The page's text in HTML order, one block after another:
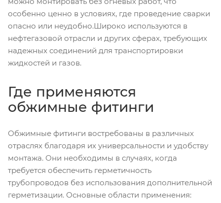
особенно ценно в условиях, где проведение сварки
опасно или неудобно.Широко используются в
нефтегазовой отрасли и других сферах, требующих
надежных соединений для транспортировки
жидкостей и газов.
Где применяются
обжимные фитинги
Обжимные фитинги востребованы в различных
отраслях благодаря их универсальности и удобству
монтажа. Они необходимы в случаях, когда
требуется обеспечить герметичность
трубопроводов без использования дополнительной
герметизации. Основные области применения: